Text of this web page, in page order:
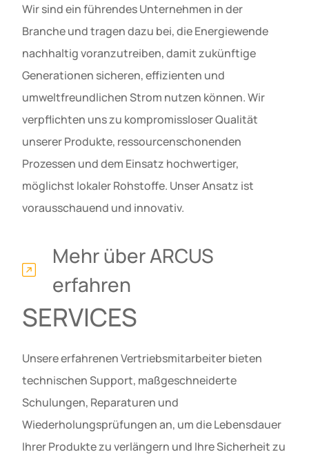
Wir sind ein führendes Unternehmen in der
Branche und tragen dazu bei, die Energiewende
nachhaltig voranzutreiben, damit zukünftige
Generationen sicheren, effizienten und
umweltfreundlichen Strom nutzen können. Wir
verpflichten uns zu kompromissloser Qualität
unserer Produkte, ressourcenschonenden
Prozessen und dem Einsatz hochwertiger,
möglichst lokaler Rohstoffe. Unser Ansatz ist
vorausschauend und innovativ.
Mehr über ARCUS
erfahren
SERVICES
Unsere erfahrenen Vertriebsmitarbeiter bieten
technischen Support, maßgeschneiderte
Schulungen, Reparaturen und
Wiederholungsprüfungen an, um die Lebensdauer
Ihrer Produkte zu verlängern und Ihre Sicherheit zu